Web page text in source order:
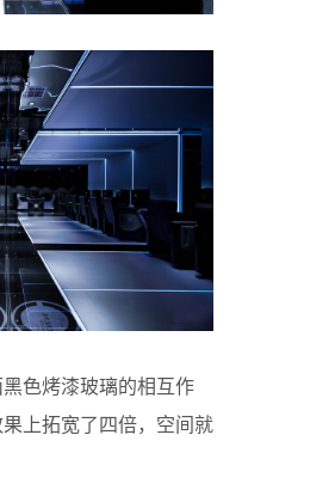
色烤漆玻璃的相互作
上拓宽了四倍，空间就